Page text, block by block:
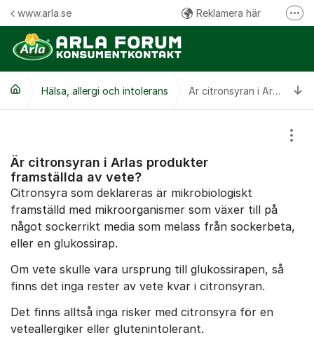
Hoppa till innehåll
www.arla.se Reklamera här
Följ oss på Facebook
Kommentarsregler
Hälsa, allergi och intolerans Är citronsyran i Arlas produkter framställda av vete?
Är citronsyran i Arlas produkter
framställda av vete?
Citronsyra som deklareras är mikrobiologiskt
framställd med mikroorganismer som växer till på
något sockerrikt media som melass från sockerbeta,
eller en glukossirap.
Om vete skulle vara ursprung till glukossirapen, så
finns det inga rester av vete kvar i citronsyran.
Det finns alltså inga risker med citronsyra för en
veteallergiker eller glutenintolerant.